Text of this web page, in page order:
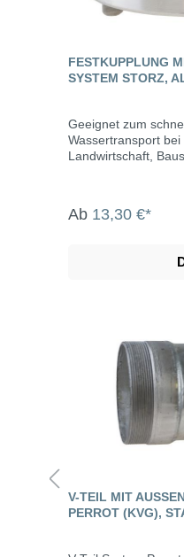
FESTKUPPLUNG
YSTEM STORZ,
Geeignet zum
Wassertransport bei
Landwirtschaft,
Ab 13,30 €*
V-TEIL MIT
ERROT (KVG),